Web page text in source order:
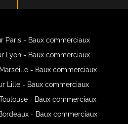
Paris - Baux commerciaux
Lyon - Baux commerciaux
- Baux commerciaux
Lille - Baux commerciaux
- Baux commerciaux
- Baux commerciaux